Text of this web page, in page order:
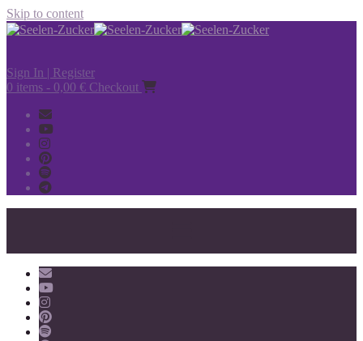
Skip to content
Sign In | Register
0 items - 0,00 € Checkout